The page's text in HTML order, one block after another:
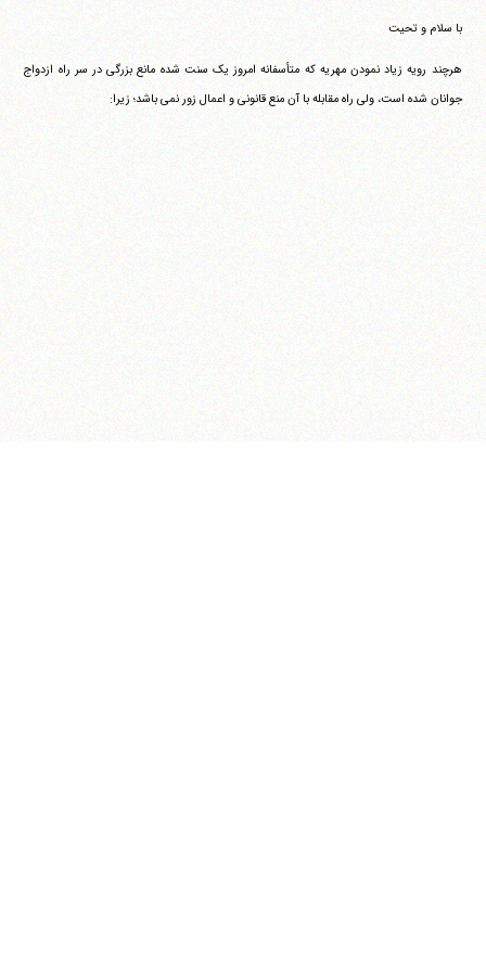
با سلام و تحیت
هرچند رویه زیاد نمودن مهریه که متأسفانه امروز یک سنت شده مانع بزرگی در سر راه ازدواج
جوانان شده است، ولی راه مقابله با آن منع قانونی و اعمال زور نمی باشد؛ زیرا: